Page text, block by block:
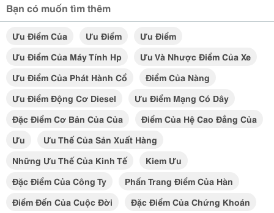
Bạn có muốn tìm thêm
Ưu Điểm Của Ưu Điểm
Ưu Điểm
Ưu Điểm Của Máy Tính Hp
Ưu Và Nhược Điểm Của Xe
Ưu Điểm Của Phát Hành Cổ
Điểm Của Nàng
Ưu Điểm Động Cơ Diesel
Ưu Điểm Mạng Có Dây
Đặc Điểm Cơ Bản Của Của
Điểm Của Hệ Cao Đẳng Của
Ưu
Ưu Thế Của Sản Xuất Hàng
Những Ưu Thế Của Kinh Tế
Kiem Ưu
Đặc Điểm Của Công Ty
Phấn Trang Điểm Của Hàn
Điểm Đến Của Cuộc Đời
Đặc Điểm Của Chứng Khoán